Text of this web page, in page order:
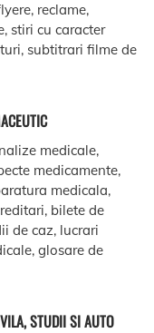
reclame,
stiri cu caracter
subtitrari filme de
medicale,
medicamente,
medicala,
bilete de
de caz, lucrari
glosare de
STUDII SI AUTO